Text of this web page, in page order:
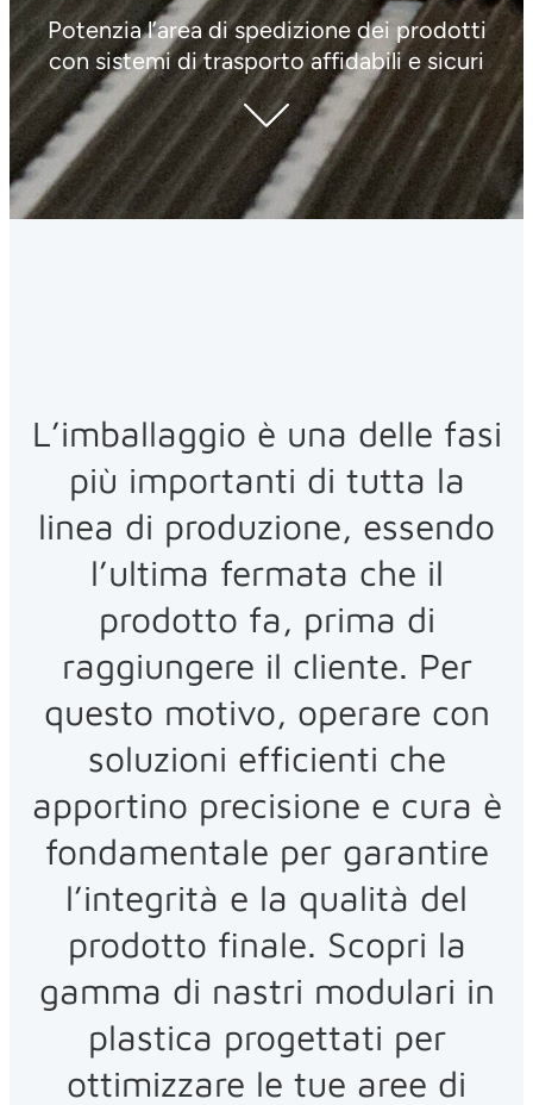
Potenzia l’area di spedizione dei prodotti
con sistemi di trasporto affidabili e sicuri
L’imballaggio è una delle fasi
più importanti di tutta la
linea di produzione, essendo
l’ultima fermata che il
prodotto fa, prima di
raggiungere il cliente. Per
questo motivo, operare con
soluzioni efficienti che
apportino precisione e cura è
fondamentale per garantire
l’integrità e la qualità del
prodotto finale. Scopri la
gamma di nastri modulari in
plastica progettati per
ottimizzare le tue aree di